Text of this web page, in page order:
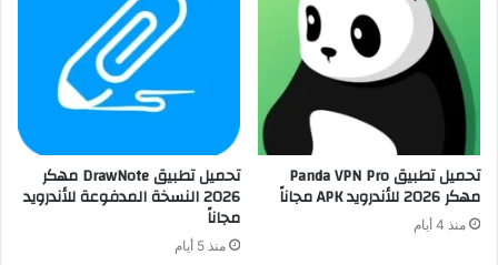
تحميل تطبيق Panda VPN Pro
مهكر 2026 للأندرويد APK مجاناً
منذ 4 أيام
تحميل تطبيق DrawNote مهكر
2026 النسخة المدفوعة للأندرويد
مجاناً
منذ 5 أيام